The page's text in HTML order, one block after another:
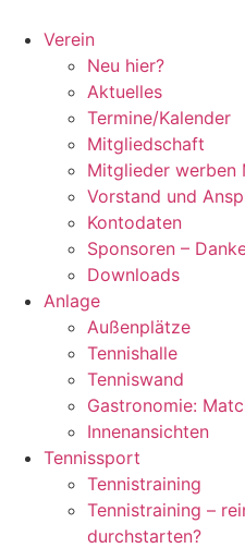
Inhalt
springen
Verein
Neu hier?
Aktuelles
Termine/Kalender
Mitgliedschaft
Mitglieder werben
Vorstand und
Kontodaten
Sponsoren –
Downloads
Anlage
Außenplätze
Tennishalle
Tenniswand
Gastronomie:
Innenansichten
Tennissport
Tennistraining
Tennistraining –
durchstarten?